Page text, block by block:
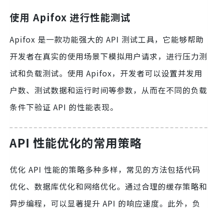
使用 Apifox 进行性能测试
Apifox 是一款功能强大的 API 测试工具，它能够帮助
开发者在真实的使用场景下模拟用户请求，进行压力测
试和负载测试。使用 Apifox，开发者可以设置并发用
户数、测试数据和运行时间等参数，从而在不同的负载
条件下验证 API 的性能表现。
API 性能优化的常用策略
优化 API 性能的策略多种多样，常见的方法包括代码
优化、数据库优化和网络优化。通过合理的缓存策略和
异步编程，可以显著提升 API 的响应速度。此外，负